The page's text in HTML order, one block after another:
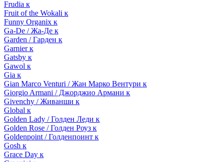
Frudia к
Fruit of the Wokali к
Funny Organix к
Ga-De / Жа-Де к
Garden / Гарден к
Garnier к
Gatsby к
Gawol к
Gia к
Gian Marco Venturi / Жан Марко Вентури к
Giorgio Armani / Джорджио Армани к
Givenchy / Живанши к
Global к
Golden Lady / Голден Леди к
Golden Rose / Голден Роуз к
Goldenpoint / Голденпоинт к
Gosh к
Grace Day к